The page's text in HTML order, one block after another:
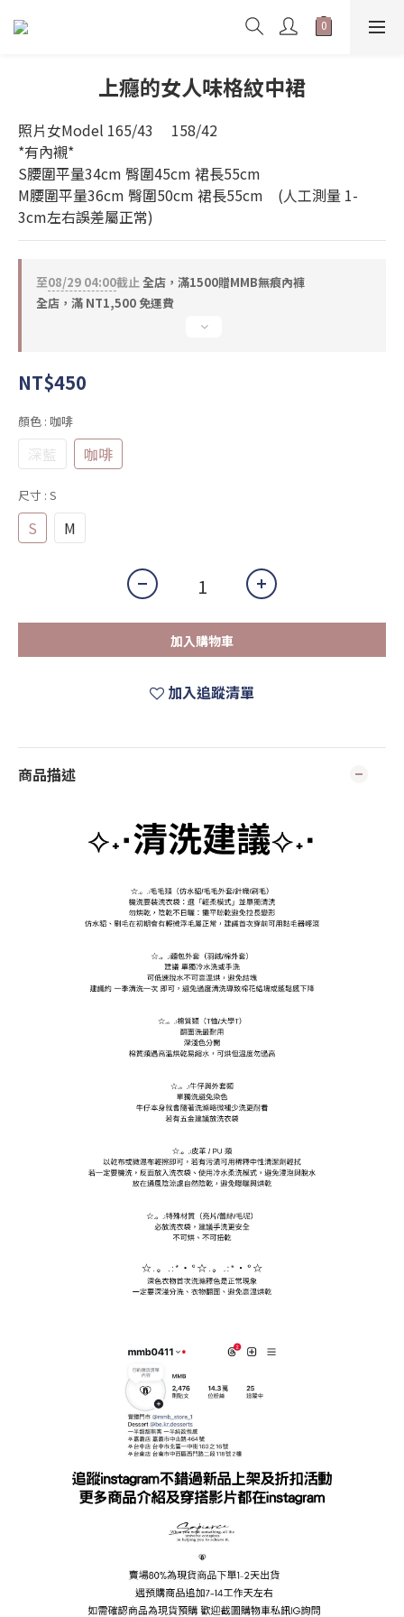
上癮的女人味格紋中裙
照片女Model 165/43     158/42
*有內襯*
S腰圍平量34cm 臀圍45cm 裙長55cm
M腰圍平量36cm 臀圍50cm 裙長55cm　(人工測量 1-
3cm左右誤差屬正常)
至08/29 04:00截止全店，滿1500贈MMB無痕內褲
全店，滿 NT1,500 免運費
NT$450
顏色 : 咖啡
深藍 咖啡
尺寸 : S
S M
加入購物車
加入追蹤清單
商品描述